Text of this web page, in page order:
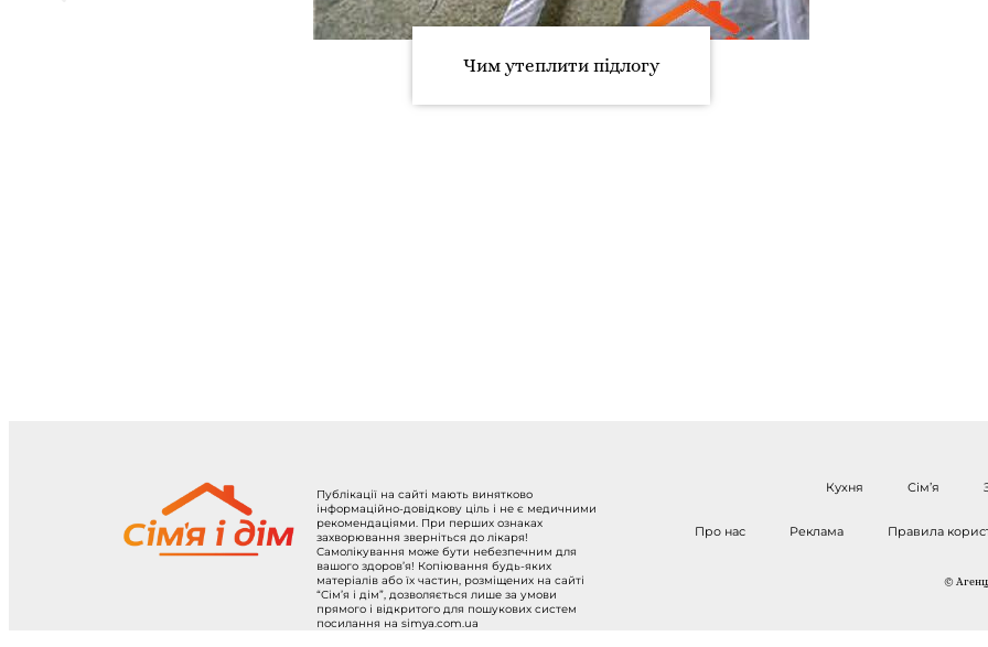
Чим утеплити підлогу
Публікації на сайті мають винятково
інформаційно-довідкову ціль і не є медичними
рекомендаціями. При перших ознаках
захворювання зверніться до лікаря!
Самолікування може бути небезпечним для
вашого здоров’я! Копіювання будь-яких
матеріалів або їх частин, розміщених на сайті
“Сім’я і дім”, дозволяється лише за умови
прямого і відкритого для пошукових систем
посилання на simya.com.ua
Кухня Сім’я
Про нас Реклама Правила
©